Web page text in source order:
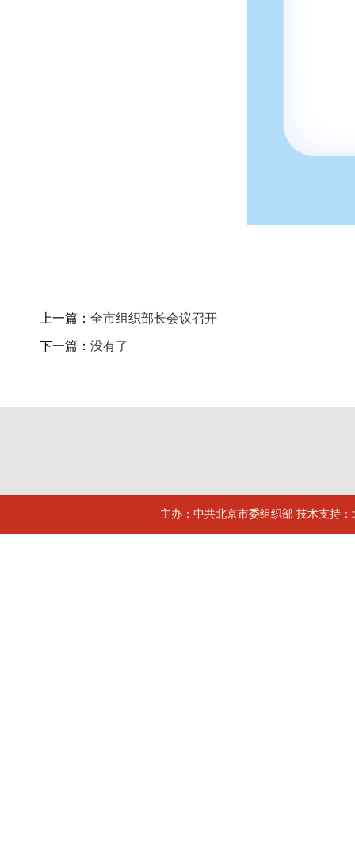
上一篇： 全市组织部长会议召开
下一篇： 没有了
主办：中共北京市委组织部 技术支持